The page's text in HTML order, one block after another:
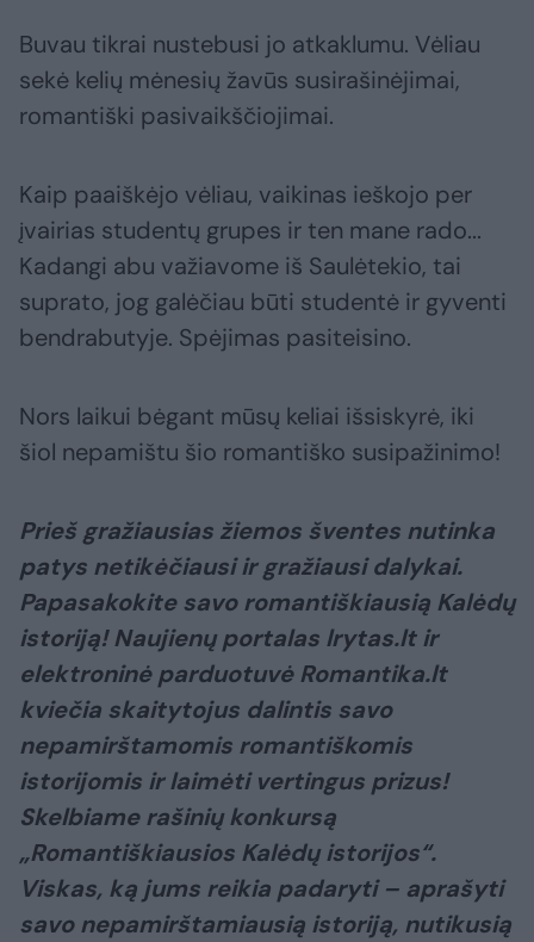
Buvau tikrai nustebusi jo atkaklumu. Vėliau
sekė kelių mėnesių žavūs susirašinėjimai,
romantiški pasivaikščiojimai.
Kaip paaiškėjo vėliau, vaikinas ieškojo per
įvairias studentų grupes ir ten mane rado...
Kadangi abu važiavome iš Saulėtekio, tai
suprato, jog galėčiau būti studentė ir gyventi
bendrabutyje. Spėjimas pasiteisino.
Nors laikui bėgant mūsų keliai išsiskyrė, iki
šiol nepamištu šio romantiško susipažinimo!
Prieš gražiausias žiemos šventes nutinka
patys netikėčiausi ir gražiausi dalykai.
Papasakokite savo romantiškiausią Kalėdų
istoriją! Naujienų portalas lrytas.lt ir
elektroninė parduotuvė Romantika.lt
kviečia skaitytojus dalintis savo
nepamirštamomis romantiškomis
istorijomis ir laimėti vertingus prizus!
Skelbiame rašinių konkursą
„Romantiškiausios Kalėdų istorijos“.
Viskas, ką jums reikia padaryti – aprašyti
savo nepamirštamiausią istoriją, nutikusią